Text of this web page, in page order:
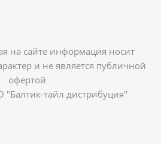
на сайте информация носит
и не является публичной
офертой
тайл дистрибуция"